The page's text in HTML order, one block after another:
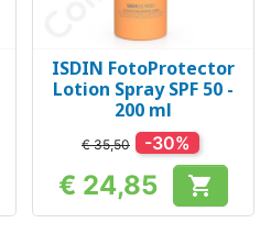
ISDIN FotoProtector
Lotion Spray SPF 50 -
200 ml
€ 35,50 -30%
Prijs
€ 24,85 